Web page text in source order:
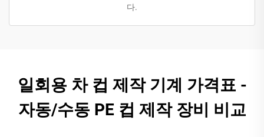
다.
일회용 차 컵 제작 기계 가격표 -
자동/수동 PE 컵 제작 장비 비교